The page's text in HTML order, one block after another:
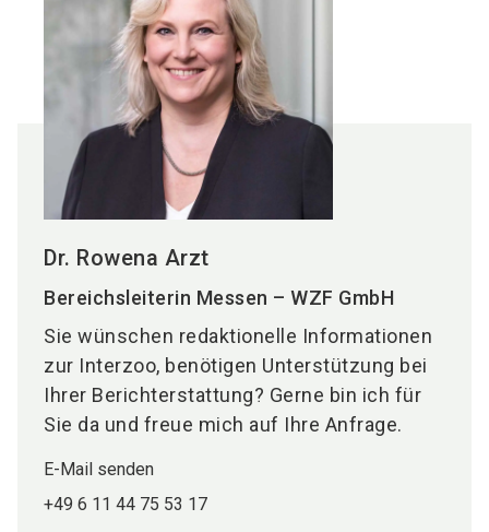
Dr. Rowena Arzt
Bereichsleiterin Messen – WZF GmbH
Sie wünschen redaktionelle Informationen
zur Interzoo, benötigen Unterstützung bei
Ihrer Berichterstattung? Gerne bin ich für
Sie da und freue mich auf Ihre Anfrage.
E-Mail senden
+49 6 11 44 75 53 17